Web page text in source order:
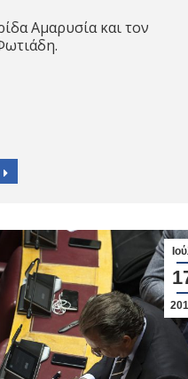
Αμαρυσία και τον